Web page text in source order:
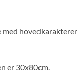
er 30x80cm.